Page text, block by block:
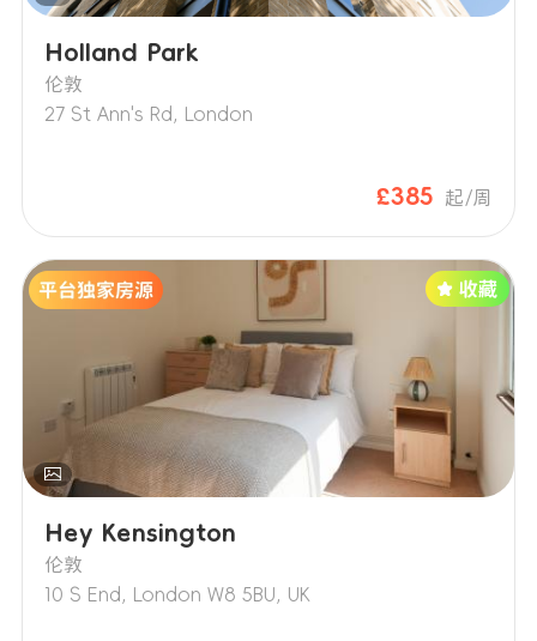
Holland Park
伦敦
27 St Ann's Rd, London
£385 起/周
Hey Kensington
伦敦
10 S End, London W8 5BU, UK